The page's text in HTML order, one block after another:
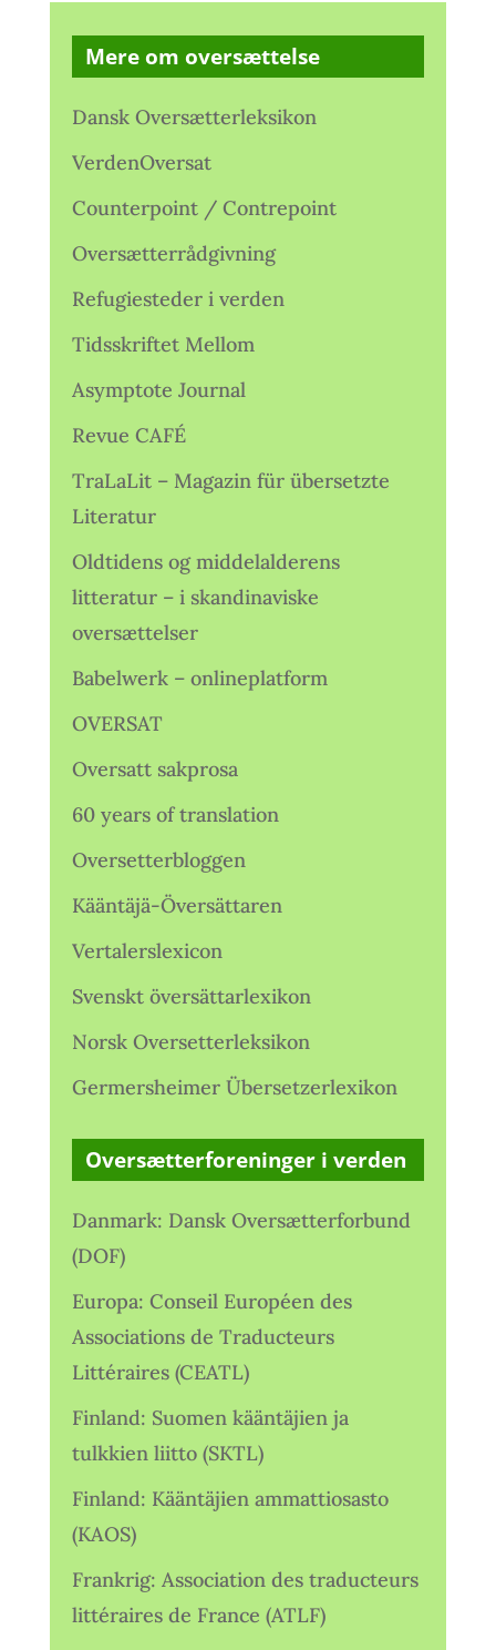
Mere om oversættelse
Dansk Oversætterleksikon
VerdenOversat
Counterpoint / Contrepoint
Oversætterrådgivning
Refugiesteder i verden
Tidsskriftet Mellom
Asymptote Journal
Revue CAFÉ
TraLaLit – Magazin für übersetzte
Literatur
Oldtidens og middelalderens
litteratur – i skandinaviske
oversættelser
Babelwerk – onlineplatform
OVERSAT
Oversatt sakprosa
60 years of translation
Oversetterbloggen
Kääntäjä-Översättaren
Vertalerslexicon
Svenskt översättarlexikon
Norsk Oversetterleksikon
Germersheimer Übersetzerlexikon
Oversætterforeninger i verden
Danmark: Dansk Oversætterforbund
(DOF)
Europa: Conseil Européen des
Associations de Traducteurs
Littéraires (CEATL)
Finland: Suomen kääntäjien ja
tulkkien liitto (SKTL)
Finland: Kääntäjien ammattiosasto
(KAOS)
Frankrig: Association des traducteurs
littéraires de France (ATLF)